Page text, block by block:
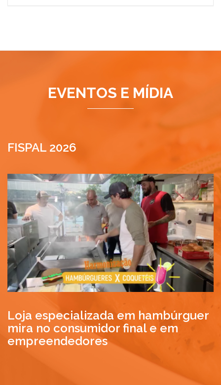
EVENTOS E MÍDIA
FISPAL 2026
Loja especializada em hambúrguer
mira no consumidor final e em
empreendedores